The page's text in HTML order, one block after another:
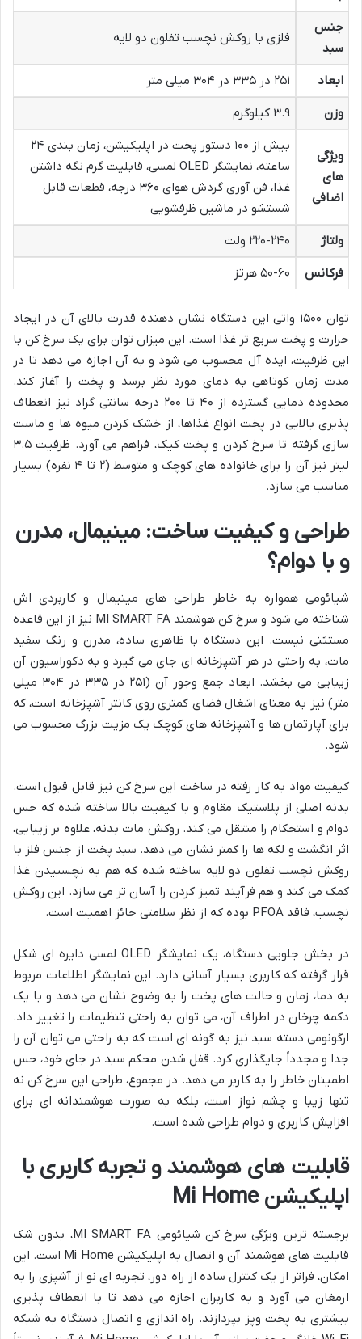
جنس
سبد
فلزی با روکش نچسب تفلون دو لایه
ابعاد
۲۵۱ در ۳۳۵ در ۳۰۴ میلی متر
وزن
۳.۹ کیلوگرم
ویژگی
های
اضافی
بیش از ۱۰۰ دستور پخت در اپلیکیشن، زمان بندی ۲۴
ساعته، نمایشگر OLED لمسی، قابلیت گرم نگه داشتن
غذا، فن آوری گردش هوای ۳۶۰ درجه، قطعات قابل
شستشو در ماشین ظرفشویی
ولتاژ
۲۲۰-۲۴۰ ولت
فرکانس
۵۰-۶۰ هرتز
توان ۱۵۰۰ واتی این دستگاه نشان دهنده قدرت بالای آن در ایجاد
حرارت و پخت سریع تر غذا است. این میزان توان برای یک سرخ کن با
این ظرفیت، ایده آل محسوب می شود و به آن اجازه می دهد تا در
مدت زمان کوتاهی به دمای مورد نظر برسد و پخت را آغاز کند.
محدوده دمایی گسترده از ۴۰ تا ۲۰۰ درجه سانتی گراد نیز انعطاف
پذیری بالایی در پخت انواع غذاها، از خشک کردن میوه ها و ماست
سازی گرفته تا سرخ کردن و پخت کیک، فراهم می آورد. ظرفیت ۳.۵
لیتر نیز آن را برای خانواده های کوچک و متوسط (۲ تا ۴ نفره) بسیار
مناسب می سازد.
طراحی و کیفیت ساخت: مینیمال، مدرن
و با دوام؟
شیائومی همواره به خاطر طراحی های مینیمال و کاربردی اش
شناخته می شود و سرخ کن هوشمند MI SMART FA نیز از این قاعده
مستثنی نیست. این دستگاه با ظاهری ساده، مدرن و رنگ سفید
مات، به راحتی در هر آشپزخانه ای جای می گیرد و به دکوراسیون آن
زیبایی می بخشد. ابعاد جمع وجور آن (۲۵۱ در ۳۳۵ در ۳۰۴ میلی
متر) نیز به معنای اشغال فضای کمتری روی کانتر آشپزخانه است، که
برای آپارتمان ها و آشپزخانه های کوچک یک مزیت بزرگ محسوب می
شود.
کیفیت مواد به کار رفته در ساخت این سرخ کن نیز قابل قبول است.
بدنه اصلی از پلاستیک مقاوم و با کیفیت بالا ساخته شده که حس
دوام و استحکام را منتقل می کند. روکش مات بدنه، علاوه بر زیبایی،
اثر انگشت و لکه ها را کمتر نشان می دهد. سبد پخت از جنس فلز با
روکش نچسب تفلون دو لایه ساخته شده که هم به نچسبیدن غذا
کمک می کند و هم فرآیند تمیز کردن را آسان تر می سازد. این روکش
نچسب، فاقد PFOA بوده که از نظر سلامتی حائز اهمیت است.
در بخش جلویی دستگاه، یک نمایشگر OLED لمسی دایره ای شکل
قرار گرفته که کاربری بسیار آسانی دارد. این نمایشگر اطلاعات مربوط
به دما، زمان و حالت های پخت را به وضوح نشان می دهد و با یک
دکمه چرخان در اطراف آن، می توان به راحتی تنظیمات را تغییر داد.
ارگونومی دسته سبد نیز به گونه ای است که به راحتی می توان آن را
جدا و مجدداً جایگذاری کرد. قفل شدن محکم سبد در جای خود، حس
اطمینان خاطر را به کاربر می دهد. در مجموع، طراحی این سرخ کن نه
تنها زیبا و چشم نواز است، بلکه به صورت هوشمندانه ای برای
افزایش کاربری و دوام طراحی شده است.
قابلیت های هوشمند و تجربه کاربری با
اپلیکیشن Mi Home
برجسته ترین ویژگی سرخ کن شیائومی MI SMART FA، بدون شک
قابلیت های هوشمند آن و اتصال به اپلیکیشن Mi Home است. این
امکان، فراتر از یک کنترل ساده از راه دور، تجربه ای نو از آشپزی را به
ارمغان می آورد و به کاربران اجازه می دهد تا با انعطاف پذیری
بیشتری به پخت وپز بپردازند. راه اندازی و اتصال دستگاه به شبکه